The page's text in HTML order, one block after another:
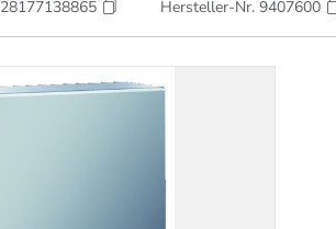
Hersteller-Nr. 9407600